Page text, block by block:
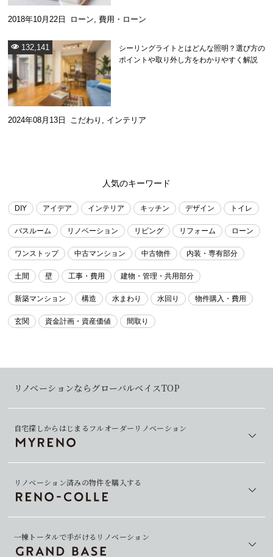
2018年10月22日 ローン, 費用・ローン
シーリングライトとはどんな照明？選び方の
ポイントや取り外し方をわかりやすく解説
132,141
2024年08月13日 こだわり インテリア
人気のキーワード
DIY アイデア インテリア キッチン デザイン トイレ
バスルーム リノベーション リビング リフォーム ローン
ワンストップ 中古マンション 中古物件 内装・専有部分
土間 壁 工事・費用 建物・管理・共用部分
新築マンション 構造 水まわり 水回り 物件購入・費用
玄関 資金計画・資産価値 間取り
リノベーションならグローバルベイスTOP
自宅探しからはじまるフルオーダーリノベーション
リノベーション済みの物件を購入する
一棟トータルで手がけるリノベーション